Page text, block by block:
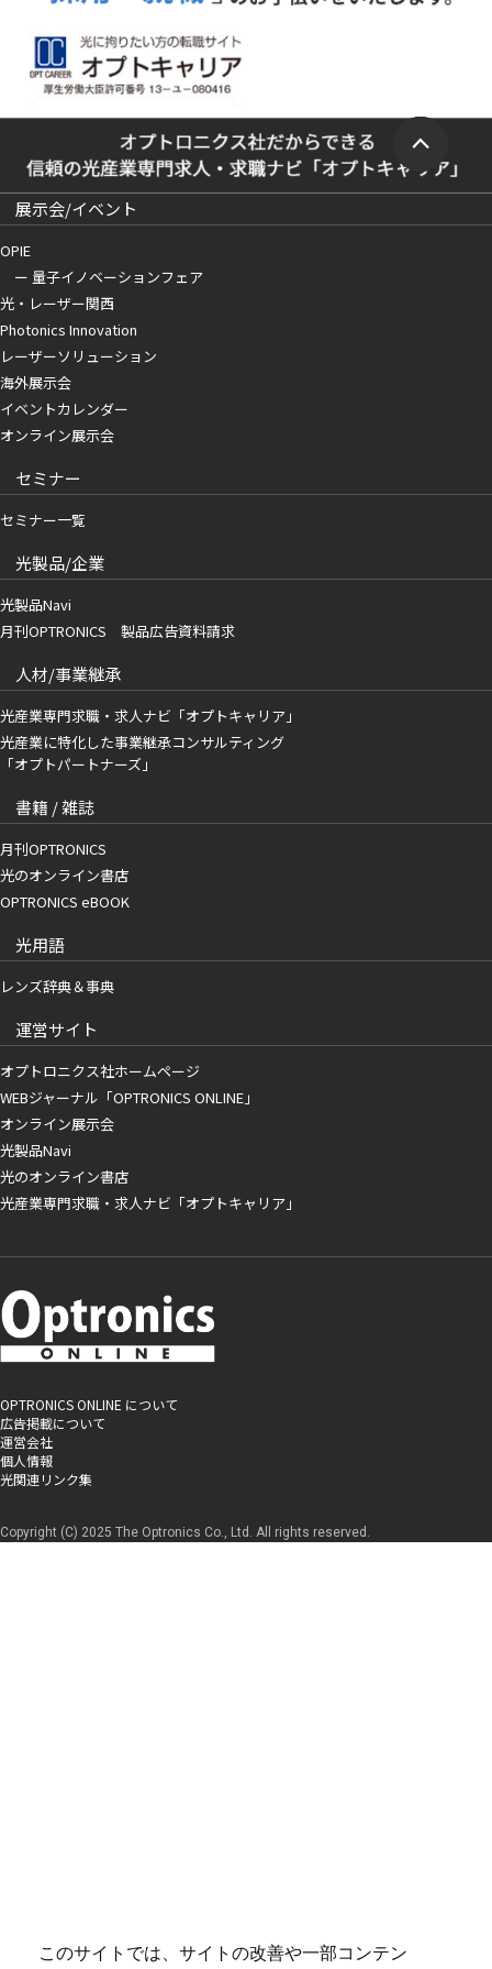
このサイトでは、サイトの改善や一部コンテン
展示会/イベント
OPIE
ー 量子イノベーションフェア
光・レーザー関西
Photonics Innovation
レーザーソリューション
海外展示会
イベントカレンダー
オンライン展示会
セミナー
セミナー一覧
光製品/企業
光製品Navi
月刊OPTRONICS 製品広告資料請求
人材/事業継承
光産業専門求職・求人ナビ「オプトキャリア」
光産業に特化した事業継承コンサルティング
「オプトパートナーズ」
書籍 / 雑誌
月刊OPTRONICS
光のオンライン書店
OPTRONICS eBOOK
光用語
レンズ辞典＆事典
運営サイト
オプトロニクス社ホームページ
WEBジャーナル「OPTRONICS ONLINE」
オンライン展示会
光製品Navi
光のオンライン書店
光産業専門求職・求人ナビ「オプトキャリア」
OPTRONICS ONLINE について
広告掲載について
運営会社
個人情報
光関連リンク集
Copyright (C) 2025 The Optronics Co., Ltd. All rights reserved.